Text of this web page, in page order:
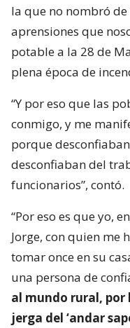
la que no nombró
aprensiones que
potable a la 28 de
plena época de
“Y por eso que las
conmigo, y me
porque
desconfiaban del
funcionarios”, contó.
“Por eso es que yo,
Jorge, con quien me
tomar once en su
una persona de
al mundo rural,
jerga del ‘andar